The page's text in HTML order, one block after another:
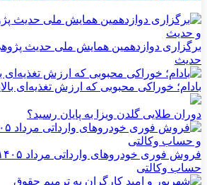
برگزاری دوازدهمین همایش ملی حدیث
حدیث
بادام؛ خوراکی محبوبی که ارزش تغذیه‌ای
دوران طلایی گلدن ویزا به پایان رسید؟
حساب وکالتی